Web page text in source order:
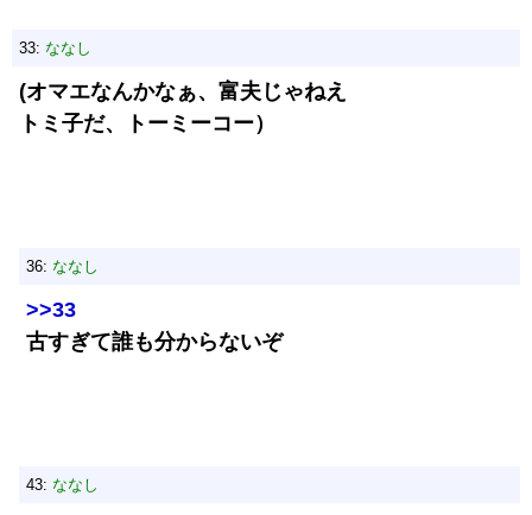
33: ななし
(オマエなんかなぁ、富夫じゃねえ
トミ子だ、トーミーコー）
36: ななし
>>33
古すぎて誰も分からないぞ
43: ななし